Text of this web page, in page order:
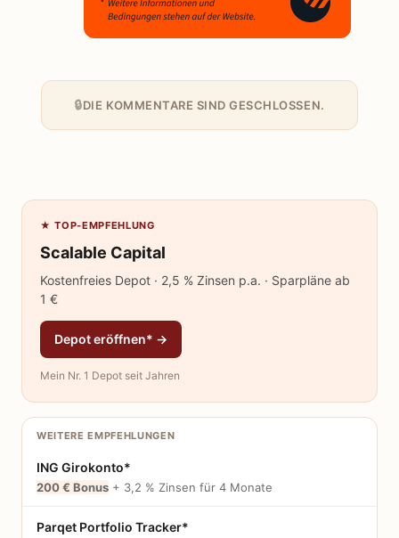
DIE KOMMENTARE SIND GESCHLOSSEN.
★ TOP-EMPFEHLUNG
Scalable Capital
Kostenfreies Depot · 2,5 % Zinsen p.a. · Sparpläne ab
1 €
Depot eröffnen* →
Mein Nr. 1 Depot seit Jahren
WEITERE EMPFEHLUNGEN
ING Girokonto*
200 € Bonus + 3,2 % Zinsen für 4 Monate
Parqet Portfolio Tracker*